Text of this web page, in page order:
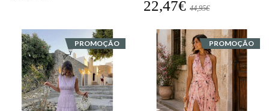
22,47€ 44,95€
PROMOÇÃO PROMOÇÃO